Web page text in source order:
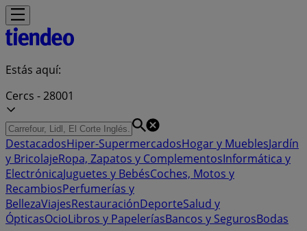
Estás aquí:
Cercs - 28001
DestacadosHiper-SupermercadosHogar y MueblesJardín
y BricolajeRopa, Zapatos y ComplementosInformática y
ElectrónicaJuguetes y BebésCoches, Motos y
RecambiosPerfumerías y
BellezaViajesRestauraciónDeporteSalud y
ÓpticasOcioLibros y PapeleríasBancos y SegurosBodas